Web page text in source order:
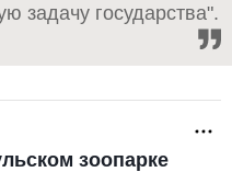
задачу государства".
зоопарке